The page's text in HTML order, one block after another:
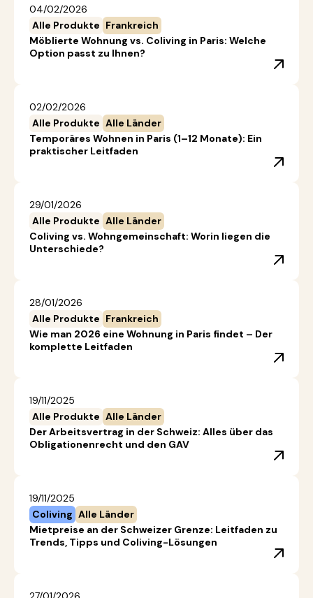
04/02/2026
Alle Produkte Frankreich
Möblierte Wohnung vs. Coliving in Paris: Welche
Option passt zu Ihnen?
02/02/2026
Alle Produkte Alle Länder
Temporäres Wohnen in Paris (1–12 Monate): Ein
praktischer Leitfaden
29/01/2026
Alle Produkte Alle Länder
Coliving vs. Wohngemeinschaft: Worin liegen die
Unterschiede?
28/01/2026
Alle Produkte Frankreich
Wie man 2026 eine Wohnung in Paris findet – Der
komplette Leitfaden
19/11/2025
Alle Produkte Alle Länder
Der Arbeitsvertrag in der Schweiz: Alles über das
Obligationenrecht und den GAV
19/11/2025
Coliving Alle Länder
Mietpreise an der Schweizer Grenze: Leitfaden zu
Trends, Tipps und Coliving-Lösungen